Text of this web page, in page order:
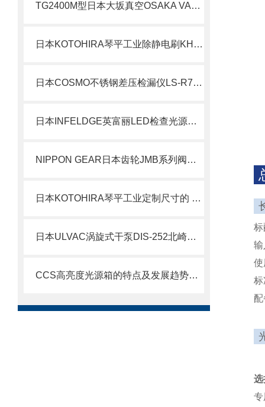
TG2400M型日本大坂真空OSAKA VACUUM磁悬浮型涡轮分子泵北崎热卖
日本KOTOHIRA琴平工业除静电刷KHC-SB-2000北崎热卖
日本COSMO不锈钢差压检漏仪LS-R740 北崎热卖
日本INFELDGE英富丽LED检查光源单元JIF245LED
NIPPON GEAR日本齿轮JMB系列阀门执行器JMB-0北崎热卖
日本KOTOHIRA琴平工业定制尺寸的 FFU KFU-AC-※※※北崎热卖
日本ULVAC涡旋式干泵DIS-252北崎热卖
CCS高亮度光源箱的特点及发展趋势介绍
标
输
使
标
选
专